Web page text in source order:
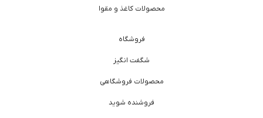
محصولات کاغذ و مقوا
فروشگاه
شگفت انگیز
محصولات فروشگاهی
فروشنده شوید